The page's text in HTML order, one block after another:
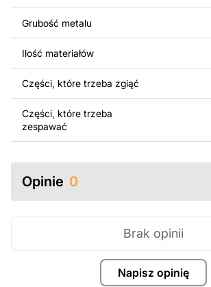
poprzez dodanie tekstu, obrazów lub
potrzeb. Jeśli potrzebujesz
pomocy, skontaktuj się z nami w
zawsze chętnie pomożemy.
Grubość metalu
Ilość materiałów
Części, które trzeba zgiąć
Części, które trzeba
zespawać
Opinie 0
Napisz opinię
Brak opinii